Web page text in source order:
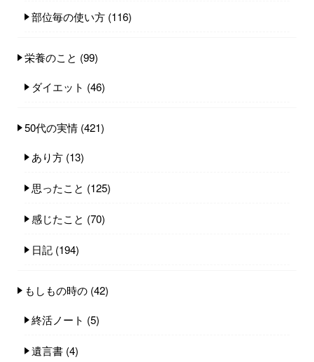
部位毎の使い方 (116)
栄養のこと (99)
ダイエット (46)
50代の実情 (421)
あり方 (13)
思ったこと (125)
感じたこと (70)
日記 (194)
もしもの時の (42)
終活ノート (5)
遺言書 (4)